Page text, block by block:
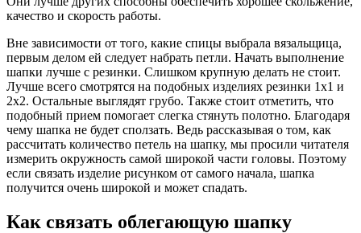
качество и скорость работы.
Вне зависимости от того, какие спицы выбрала вязальщица,
первым делом ей следует набрать петли. Начать выполнение
шапки лучше с резинки. Слишком крупную делать не стоит.
Лучше всего смотрятся на подобных изделиях резинки 1х1 и
2х2. Остальные выглядят грубо. Также стоит отметить, что
подобный прием помогает слегка стянуть полотно. Благодаря
чему шапка не будет сползать. Ведь рассказывая о том, как
рассчитать количество петель на шапку, мы просили читателя
измерить окружность самой широкой части головы. Поэтому
если связать изделие рисунком от самого начала, шапка
получится очень широкой и может спадать.
Как связать облегающую шапку